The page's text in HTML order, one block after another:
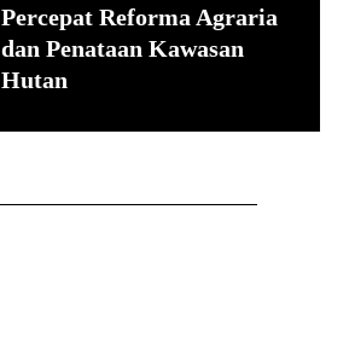
Percepat Reforma Agraria
dan Penataan Kawasan
Hutan